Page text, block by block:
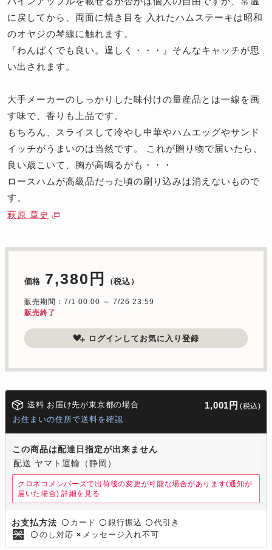
に戻してから、両面に焼き目を 入れたハムステーキは昭和
のオヤジの琴線に触れます。
『わんぱくでも良い。逞しく・・・』そんなキャッチが思
い出されます。
大手メーカーのしっかりした味付けの量産品とは一線を画
す味で、香りも上品です。
もちろん、スライスして冷やし中華やハムエッグやサンド
イッチがうまいのは当然です。 これが贈り物で届いたら、
良い歳こいて、胸が高鳴るかも・・・
ロースハムが高級品だった頃の刷り込みは消えないもので
す。
萩原 章史
価格 7,380円 （税込）
販売期間：7/1 00:00 ～ 7/26 23:59
販売終了
ログインしてお気に入り登録
送料 お届け先が東京都の場合 1,001円 (税込)
お住まいの住所で送料を確認
この商品は配達日指定が出来ません
配送 ヤマト運輸（静岡）
クロネコメンバーズで出荷後の変更が可能な場合があります(通知が
届いた場合) 詳細を見る
お支払方法 〇 カード 〇 銀行振込 〇 代引き
〇 のし対応 × メッセージ入れ不可